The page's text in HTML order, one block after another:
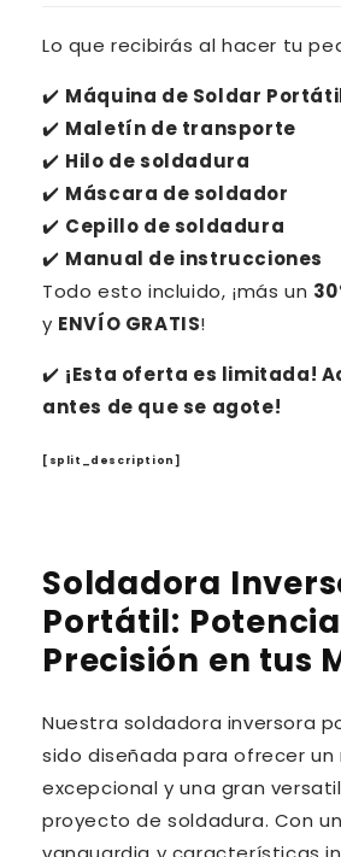
Lo que recibirás al hacer tu
✔️ Máquina de Soldar
✔️ Maletín de transporte
✔️ Hilo de soldadura
✔️ Máscara de soldador
✔️ Cepillo de soldadura
✔️ Manual de instrucciones
Todo esto incluido, ¡más un
y ENVÍO GRATIS!
✔️ ¡Esta oferta es limitada!
antes de que se agote!
[split_description]
Soldadora
Portátil:
Precisión en tus
Nuestra soldadora inversora
sido diseñada para ofrecer un
excepcional y una gran
proyecto de soldadura. Con